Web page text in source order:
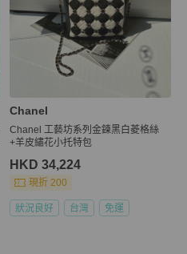
Chanel
Chanel 工藝坊系列金鍊黑白菱格絲
+羊皮繡花小托特包
HKD 34,224
現折 200
狀況良好 台灣 免運